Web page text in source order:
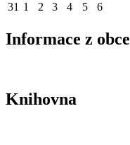
31 1 2 3 4 5 6
Informace z obce
Knihovna